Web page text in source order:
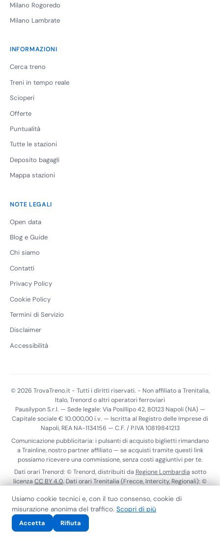
Milano Rogoredo
Milano Lambrate
INFORMAZIONI
Cerca treno
Treni in tempo reale
Scioperi
Offerte
Puntualità
Tutte le stazioni
Deposito bagagli
Mappa stazioni
NOTE LEGALI
Open data
Blog e Guide
Chi siamo
Contatti
Privacy Policy
Cookie Policy
Termini di Servizio
Disclaimer
Accessibilità
© 2026 TrovaTreno.it - Tutti i diritti riservati. - Non affiliato a Trenitalia,
Italo, Trenord o altri operatori ferroviari
Pausilypon S.r.l. — Sede legale: Via Posillipo 42, 80123 Napoli (NA) —
Capitale sociale € 10.000,00 i.v. — Iscritta al Registro delle Imprese di
Napoli, REA NA-1134156 — C.F. / P.IVA 10819841213
Comunicazione pubblicitaria: i pulsanti di acquisto biglietti rimandano
a Trainline, nostro partner affiliato — se acquisti tramite questi link
possiamo ricevere una commissione, senza costi aggiuntivi per te.
Dati orari Trenord: © Trenord, distribuiti da Regione Lombardia sotto
licenzaCC BY 4.0. Dati orari Trenitalia (Frecce, Intercity, Regionali): ©
sensi del Reg. (UE) 2017/1926. Dati realtime Trenitalia:ViaggiaTreno
Calendario scioperi:MIT.
Privacy Policy
Cookie Policy
Usiamo cookie tecnici e, con il tuo consenso, cookie di
misurazione anonima del traffico. Scopri di più
Accetta
Rifiuta